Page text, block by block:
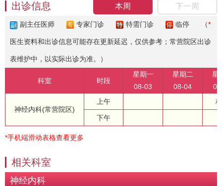
本周 下一周
出诊信息
副主任医师 专家门诊 特需门诊 临停 （*
医生资料和出诊信息可能存在更新延迟，仅供参考；常营院区出诊
表维护中，以实际出诊为准。）
科室 时段
星期一
08-03
星期二
08-04
星
神经内科(常营院区)
上午
下午
*手机端滑动表格查看更多
相关科室
神经内科